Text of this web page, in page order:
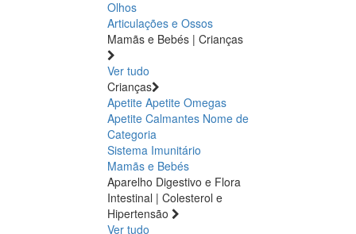
Olhos
Articulações e Ossos
Mamãs e Bebés | Crianças
Ver tudo
Crianças
Apetite Apetite Omegas
Apetite Calmantes Nome de
Categoria
Sistema Imunitário
Mamãs e Bebés
Aparelho Digestivo e Flora
Intestinal | Colesterol e
Hipertensão
Ver tudo